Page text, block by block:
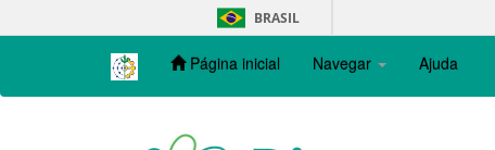
navigation
BRASIL
Página inicial Navegar Ajuda